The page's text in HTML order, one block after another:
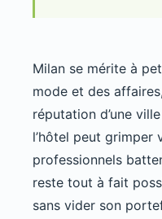
Milan se mérite à
mode et des
réputation d’une
l’hôtel peut grimper
professionnels
reste tout à fait
sans vider son